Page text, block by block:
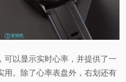
可以显示实时心率，并提供了一
用。除了心率表盘外，右划还有